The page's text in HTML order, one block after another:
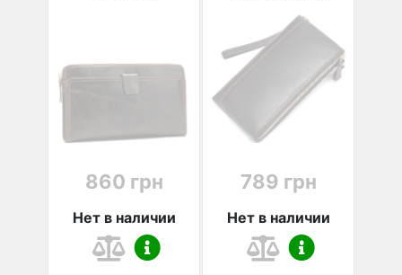
860 грн
Нет в наличии
789 грн
Нет в наличии